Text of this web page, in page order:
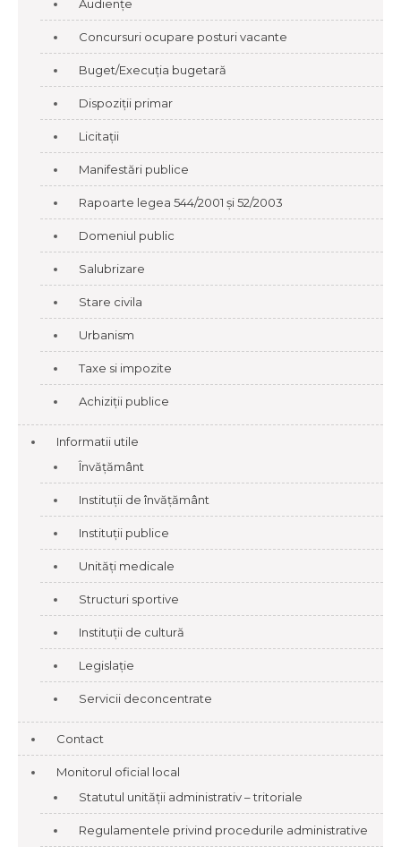
Audiențe
Concursuri ocupare posturi vacante
Buget/Execuția bugetară
Dispoziții primar
Licitații
Manifestări publice
Rapoarte legea 544/2001 și 52/2003
Domeniul public
Salubrizare
Stare civila
Urbanism
Taxe si impozite
Achiziții publice
Informatii utile
Învățământ
Instituții de învățământ
Instituții publice
Unități medicale
Structuri sportive
Instituții de cultură
Legislație
Servicii deconcentrate
Contact
Monitorul oficial local
Statutul unității administrativ – tritoriale
Regulamentele privind procedurile administrative